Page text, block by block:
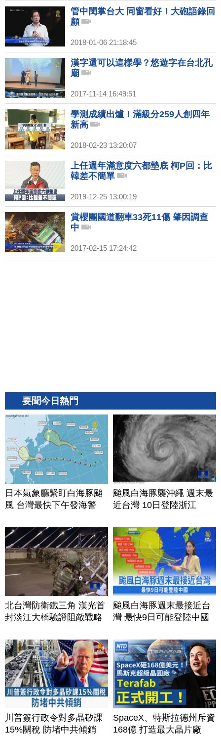
管中閔掌台大 同窗看好！大砲語錄回
顧
2018-01-06 21:18:45
漢字還可以這樣學？悠遊字在台北孔
廟
2017-11-14 16:49:51
學測成績出爐！滿級分259人創四年
新高
2018-02-23 13:20:07
上任週年滿意度六都墊底 柯P回：比
韓差不簡單
2019-12-25 13:00:19
賞櫻團國道翻車33死11傷 肇因調查
中
2017-02-15 17:24:42
要聞今日熱門
日本氣象廳緊盯白海豚颱
風 台灣最快下午發海警
颱風白海豚襲沖繩 週末最
近台灣 10日登陸浙江
北台灣防衛鐵三角 漢光首
封淡江大橋驗證阻敵戰略
颱風白海豚週末最接近台
灣 最快9日可能登陸中國
川普簽行政令對多晶矽課
15%關稅 防堵中共傾銷
SpaceX、特斯拉德州斥資
168億 打造最大晶片廠